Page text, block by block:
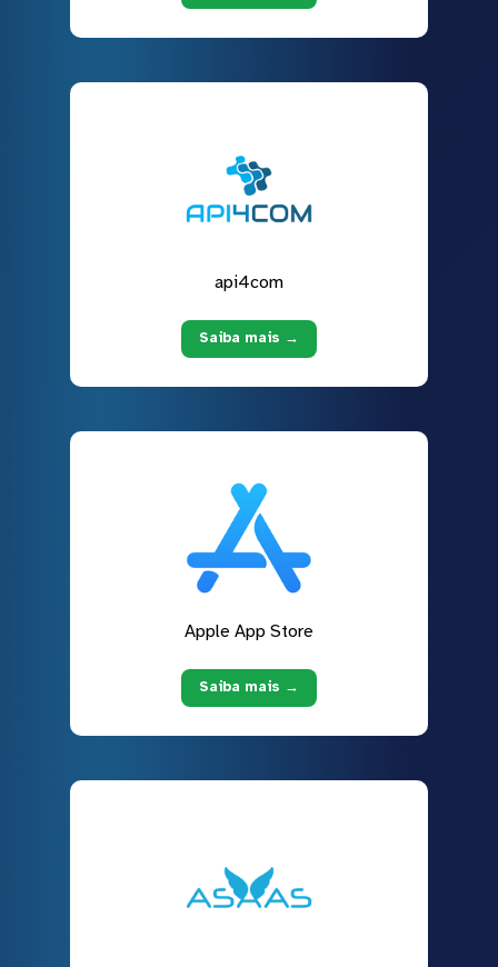
api4com
Saiba mais →
Apple App Store
Saiba mais →